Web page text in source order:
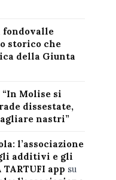
fondovalle
storico che
della Giunta
“In Molise si
dissestate,
nastri”
l’associazione
additivi e gli
app su